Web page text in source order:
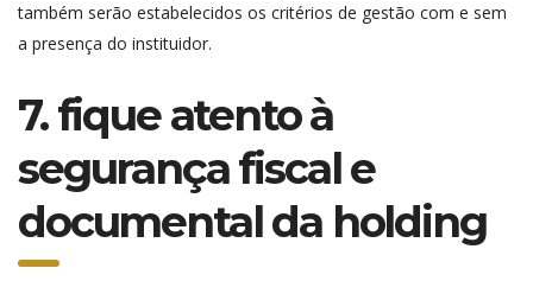
também serão estabelecidos os critérios de gestão com e sem
a presença do instituidor.
7. fique atento à
segurança fiscal e
documental da holding